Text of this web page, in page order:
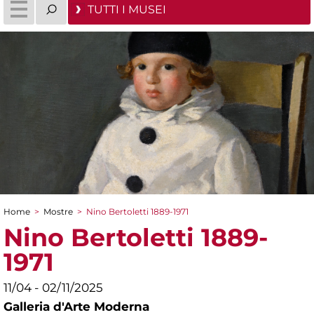
TUTTI I MUSEI
Tu sei qui
Home > Mostre > Nino Bertoletti 1889-1971
Nino Bertoletti 1889-
1971
11/04 - 02/11/2025
Galleria d'Arte Moderna